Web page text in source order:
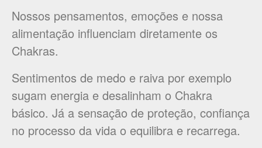
Nossos pensamentos, emoções e nossa
alimentação influenciam diretamente os
Chakras.
Sentimentos de medo e raiva por exemplo
sugam energia e desalinham o Chakra
básico. Já a sensação de proteção, confiança
no processo da vida o equilibra e recarrega.